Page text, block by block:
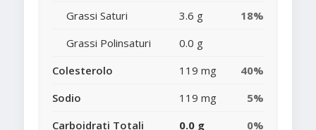
Grassi Saturi
3.6 g
18%
Grassi Polinsaturi
0.0 g
Colesterolo
119 mg
40%
Sodio
119 mg
5%
Carboidrati Totali
0.0 g 0%